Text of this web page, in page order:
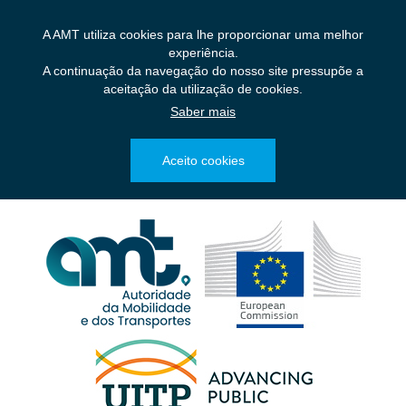
A AMT utiliza cookies para lhe proporcionar uma melhor
experiência.
A continuação da navegação do nosso site pressupõe a
aceitação da utilização de cookies.
Saber mais
Aceito cookies